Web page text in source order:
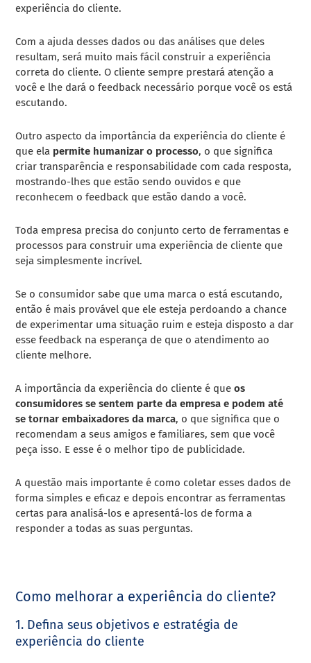
experiência do cliente.
Com a ajuda desses dados ou das análises que deles
resultam, será muito mais fácil construir a experiência
correta do cliente. O cliente sempre prestará atenção a
você e lhe dará o feedback necessário porque você os está
escutando.
Outro aspecto da importância da experiência do cliente é
que ela permite humanizar o processo, o que significa
criar transparência e responsabilidade com cada resposta,
mostrando-lhes que estão sendo ouvidos e que
reconhecem o feedback que estão dando a você.
Toda empresa precisa do conjunto certo de ferramentas e
processos para construir uma experiência de cliente que
seja simplesmente incrível.
Se o consumidor sabe que uma marca o está escutando,
então é mais provável que ele esteja perdoando a chance
de experimentar uma situação ruim e esteja disposto a dar
esse feedback na esperança de que o atendimento ao
cliente melhore.
A importância da experiência do cliente é queos
consumidores se sentem parte da empresa e podem até
se tornar embaixadores da marca, o que significa que o
recomendam a seus amigos e familiares, sem que você
peça isso. E esse é o melhor tipo de publicidade.
A questão mais importante é como coletar esses dados de
forma simples e eficaz e depois encontrar as ferramentas
certas para analisá-los e apresentá-los de forma a
responder a todas as suas perguntas.
Como melhorar a experiência do cliente?
1. Defina seus objetivos e estratégia de
experiência do cliente